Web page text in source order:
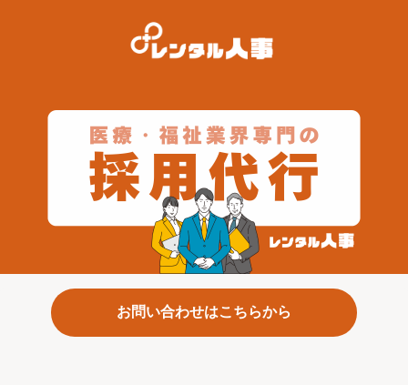
お問い合わせはこちらから